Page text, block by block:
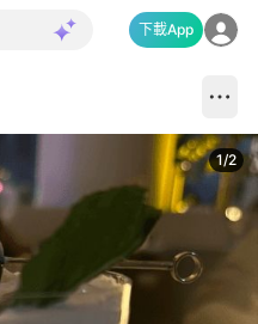
下載App
1/2